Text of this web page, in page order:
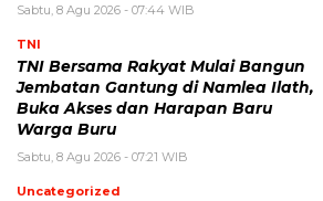
Sabtu, 8 Agu 2026 - 07:44 WIB
TNI
TNI Bersama Rakyat Mulai Bangun
Jembatan Gantung di Namlea Ilath,
Buka Akses dan Harapan Baru
Warga Buru
Sabtu, 8 Agu 2026 - 07:21 WIB
Uncategorized